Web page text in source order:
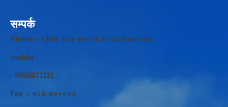
सम्पर्क
Phone:- +९७७ ०८४-४००१६१/०८४-४००००२/
mobile :
- 9858071111
Fax :- ०८४-४००००२